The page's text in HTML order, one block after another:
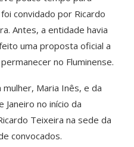
convidado por Ricardo
Antes, a entidade havia
uma proposta oficial a
no Fluminense.
Maria Inês, e da
Janeiro no início da
Teixeira na sede da
convocados.